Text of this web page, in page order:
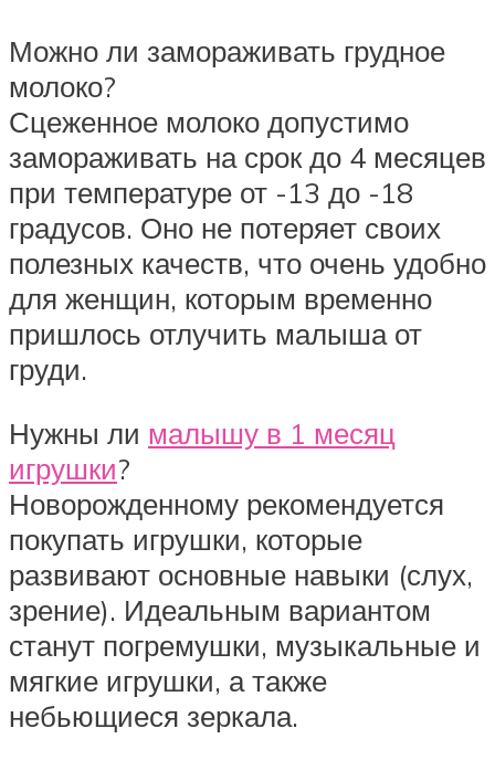
Можно ли замораживать грудное
молоко?
Сцеженное молоко допустимо
замораживать на срок до 4 месяцев
при температуре от -13 до -18
градусов. Оно не потеряет своих
полезных качеств, что очень удобно
для женщин, которым временно
пришлось отлучить малыша от
груди.
Нужны ли малышу в 1 месяц
игрушки?
Новорожденному рекомендуется
покупать игрушки, которые
развивают основные навыки (слух,
зрение). Идеальным вариантом
станут погремушки, музыкальные и
мягкие игрушки, а также
небьющиеся зеркала.